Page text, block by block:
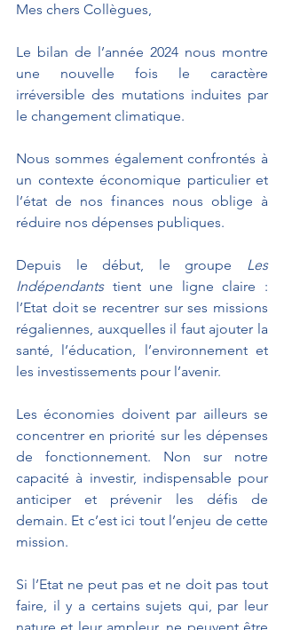
Mes chers Collègues,
Le bilan de l’année 2024 nous montre
une nouvelle fois le caractère
irréversible des mutations induites par
le changement climatique.
Nous sommes également confrontés à
un contexte économique particulier et
l’état de nos finances nous oblige à
réduire nos dépenses publiques.
Depuis le début, le groupe
Les
Indépendants tient une ligne claire :
l’Etat doit se recentrer sur ses missions
régaliennes, auxquelles il faut ajouter la
santé, l’éducation, l’environnement et
les investissements pour l’avenir.
Les économies doivent par ailleurs se
concentrer en priorité sur les dépenses
de fonctionnement. Non sur notre
capacité à investir, indispensable pour
anticiper et prévenir les défis de
demain. Et c’est ici tout l’enjeu de cette
mission.
Si l’Etat ne peut pas et ne doit pas tout
faire, il y a certains sujets qui, par leur